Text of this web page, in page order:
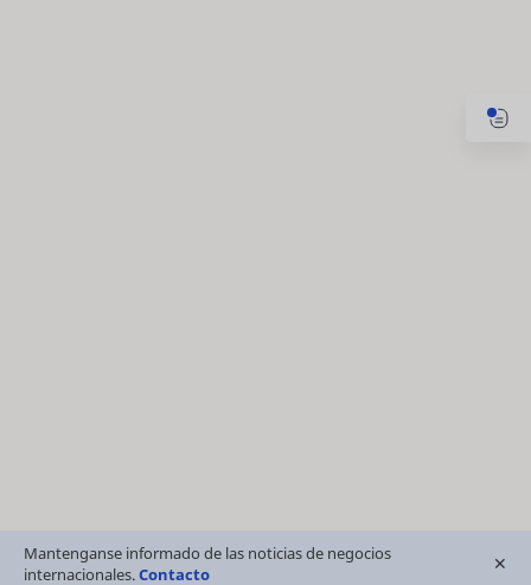
Mantenganse informado de las noticias de negocios
internacionales.Contacto